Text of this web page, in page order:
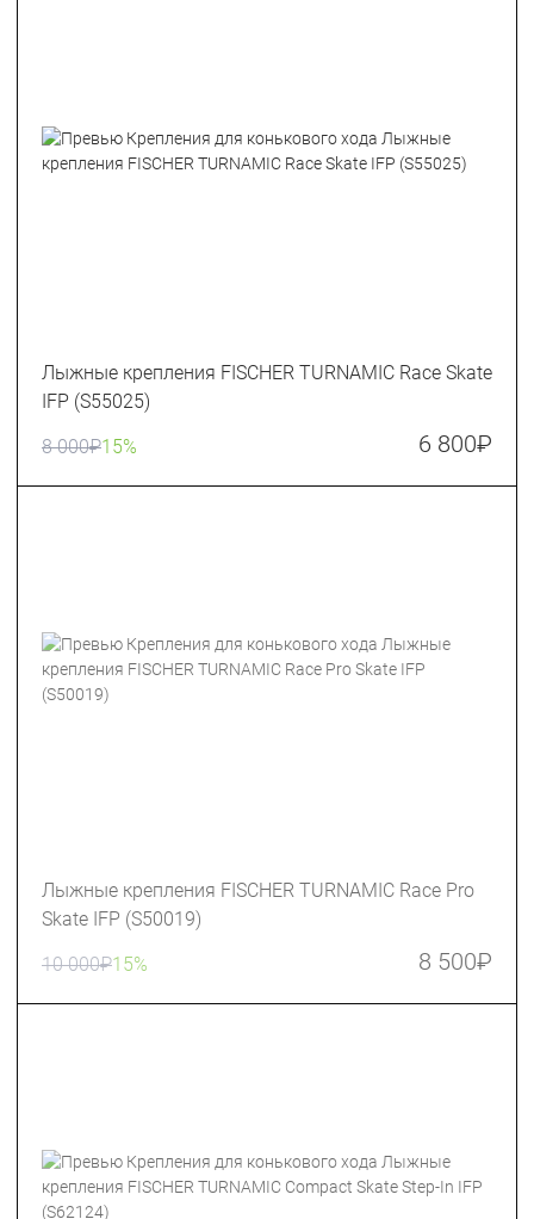
Лыжные крепления FISCHER TURNAMIC Race Skate
IFP (S55025)
8 000₽15% 6 800₽
Лыжные крепления FISCHER TURNAMIC Race Pro
Skate IFP (S50019)
10 000₽15% 8 500₽